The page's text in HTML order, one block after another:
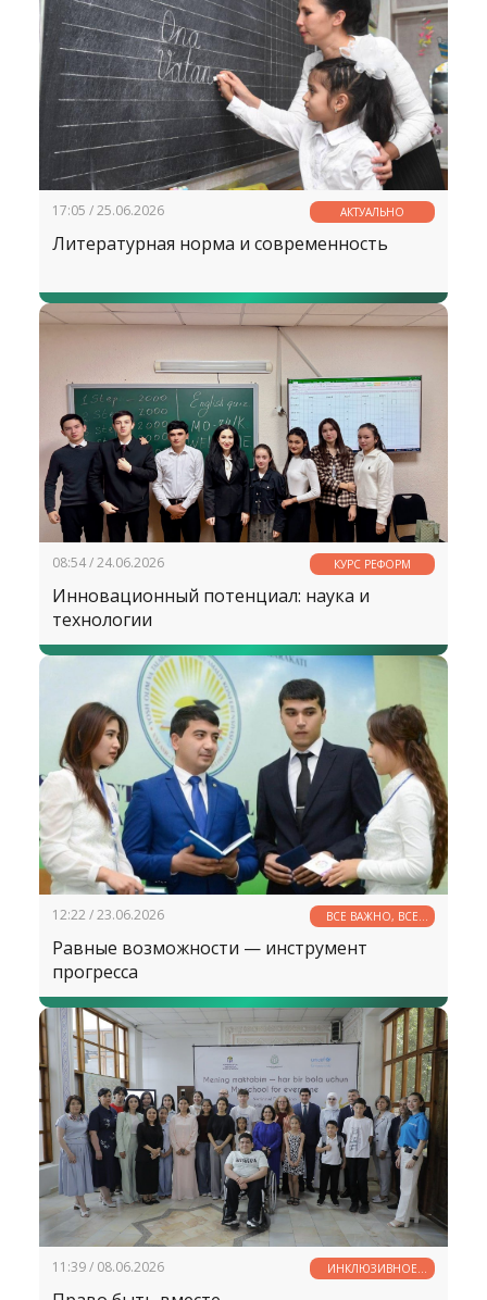
17:05 / 25.06.2026 АКТУАЛЬНО
Литературная норма и современность
08:54 / 24.06.2026 КУРС РЕФОРМ
Инновационный потенциал: наука и
технологии
12:22 / 23.06.2026
ВСЕ ВАЖНО, ВСЕ
НУЖНО
Равные возможности — инструмент
прогресса
11:39 / 08.06.2026
ИНКЛЮЗИВНОЕ
ОБРАЗОВАНИЕ